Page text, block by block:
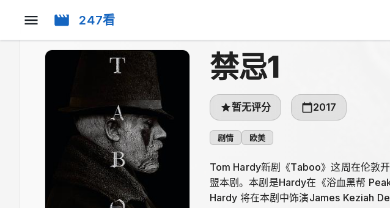
247看
禁忌1
暂无评分 2017
剧情 欧美
Tom Hardy新剧《Taboo》这周在伦敦
盟本剧。本剧是Hardy在《浴血黑帮
Hardy 将在本剧中饰演James Keziah